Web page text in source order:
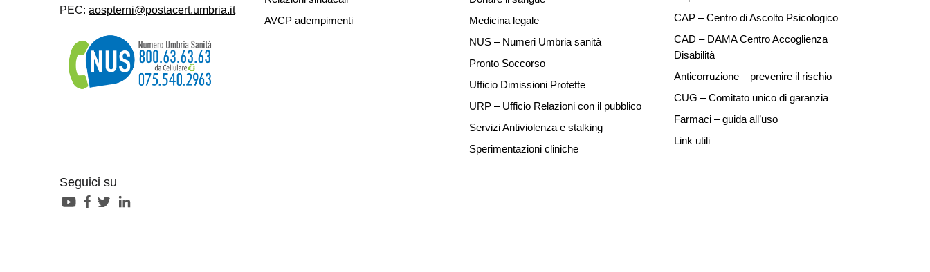
PEC: aospterni@postacert.umbria.it
Seguici su
AVCP adempimenti
Medicina legale
NUS – Numeri Umbria sanità
Pronto Soccorso
Ufficio Dimissioni Protette
URP – Ufficio Relazioni con il pubblico
Servizi Antiviolenza e stalking
Sperimentazioni cliniche
CAP – Centro di Ascolto Psicologico
CAD – DAMA Centro Accoglienza
Disabilità
Anticorruzione – prevenire il rischio
CUG – Comitato unico di garanzia
Farmaci – guida all’uso
Link utili